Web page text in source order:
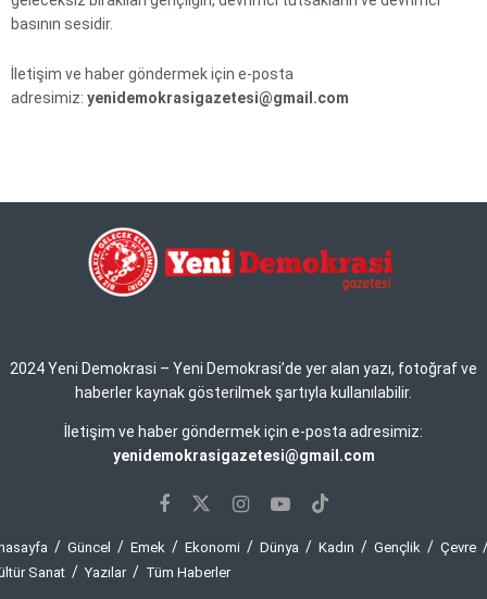
basının sesidir.
İletişim ve haber göndermek için e-posta
adresimiz: yenidemokrasigazetesi@gmail.com
2024 Yeni Demokrasi – Yeni Demokrasi’de yer alan yazı, fotoğraf ve
haberler kaynak gösterilmek şartıyla kullanılabilir.
İletişim ve haber göndermek için e-posta adresimiz:
yenidemokrasigazetesi@gmail.com
Güncel Emek Ekonomi Dünya Kadın Gençlik
Çevre
Sanat
Yazılar Tüm Haberler